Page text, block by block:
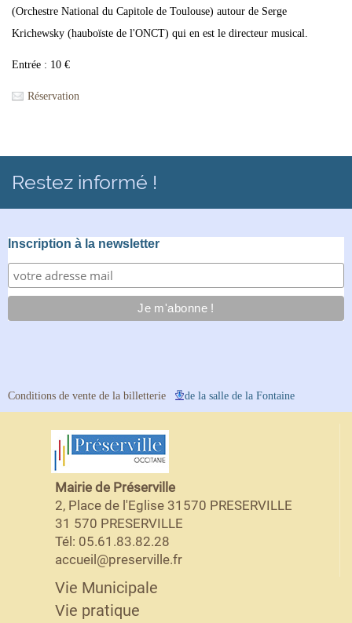
(Orchestre National du Capitole de Toulouse) autour de Serge
Krichewsky (hauboïste de l'ONCT) qui en est le directeur musical.
Entrée : 10 €
Réservation
Restez informé !
Inscription à la newsletter
Conditions de vente de la billetterie de la salle de la Fontaine
Mairie de Préserville
2, Place de l'Eglise 31570 PRESERVILLE
31 570 PRESERVILLE
Tél: 05.61.83.82.28
accueil@preserville.fr
Vie Municipale
Vie pratique